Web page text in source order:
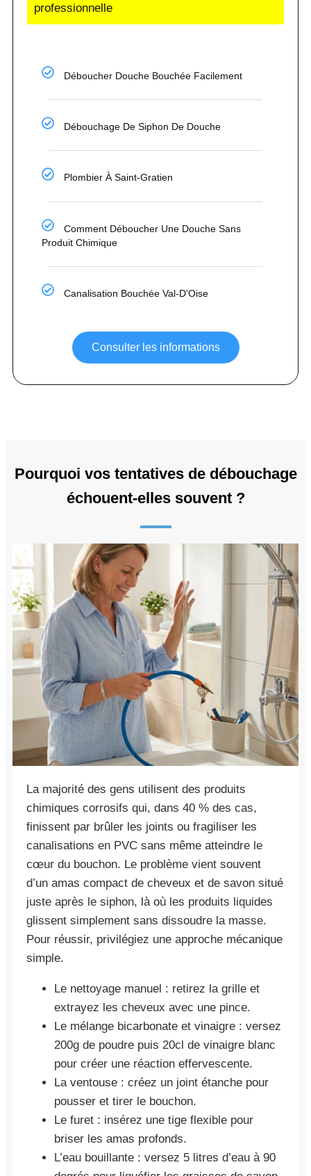
professionnelle
Déboucher Douche Bouchée Facilement
Débouchage De Siphon De Douche
Plombier À Saint-Gratien
Comment Déboucher Une Douche Sans
Produit Chimique
Canalisation Bouchée Val-D'Oise
Consulter les informations
Pourquoi vos tentatives de débouchage
échouent-elles souvent ?
La majorité des gens utilisent des produits
chimiques corrosifs qui, dans 40 % des cas,
finissent par brûler les joints ou fragiliser les
canalisations en PVC sans même atteindre le
cœur du bouchon. Le problème vient souvent
d’un amas compact de cheveux et de savon situé
juste après le siphon, là où les produits liquides
glissent simplement sans dissoudre la masse.
Pour réussir, privilégiez une approche mécanique
simple.
Le nettoyage manuel : retirez la grille et
extrayez les cheveux avec une pince.
Le mélange bicarbonate et vinaigre : versez
200g de poudre puis 20cl de vinaigre blanc
pour créer une réaction effervescente.
La ventouse : créez un joint étanche pour
pousser et tirer le bouchon.
Le furet : insérez une tige flexible pour
briser les amas profonds.
L’eau bouillante : versez 5 litres d’eau à 90